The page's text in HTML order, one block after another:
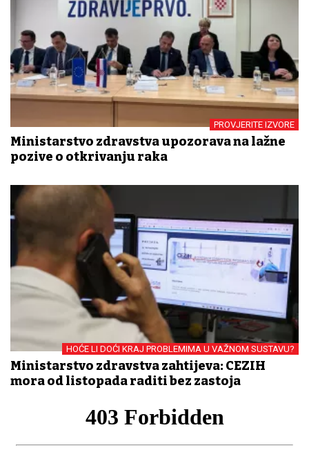
PROVJERITE IZVORE
Ministarstvo zdravstva upozorava na lažne
pozive o otkrivanju raka
HOĆE LI DOĆI KRAJ PROBLEMIMA U VAŽNOM SUSTAVU?
Ministarstvo zdravstva zahtijeva: CEZIH
mora od listopada raditi bez zastoja